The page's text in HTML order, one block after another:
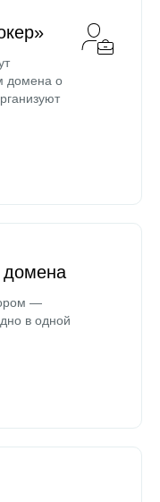
домена о
домена
—
в одной